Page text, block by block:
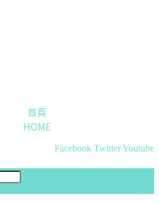
首頁
HOME
Facebook TwitterYoutube